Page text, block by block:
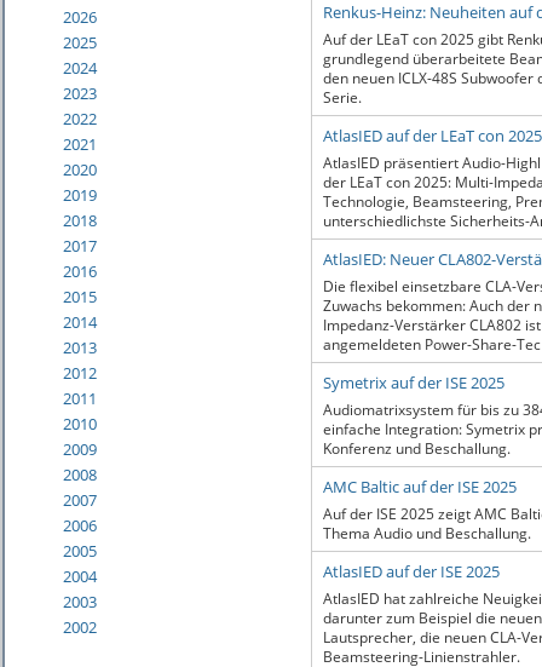
2026
2025
2024
2023
2022
2021
2020
2019
2018
2017
2016
2015
2014
2013
2012
2011
2010
2009
2008
2007
2006
2005
2004
2003
2002
Renkus-Heinz: Neuheiten auf
Auf der LEaT con 2025 gibt
grundlegend überarbeitete
den neuen ICLX-48S
Serie.
AtlasIED auf der LEaT con 2025
AtlasIED präsentiert Audio-
der LEaT con 2025: Multi-
Technologie, Beamsteering,
unterschiedlichste Sicherheits-
AtlasIED: Neuer CLA802-
Die flexibel einsetzbare CLA-
Zuwachs bekommen: Auch der
Impedanz-Verstärker CLA802
angemeldeten Power-Share-
Symetrix auf der ISE 2025
Audiomatrixsystem für bis zu
einfache Integration: Symetrix
Konferenz und Beschallung.
AMC Baltic auf der ISE 2025
Auf der ISE 2025 zeigt AMC
Thema Audio und Beschallung.
AtlasIED auf der ISE 2025
AtlasIED hat zahlreiche
darunter zum Beispiel die
Lautsprecher, die neuen CLA-
Beamsteering-Linienstrahler.